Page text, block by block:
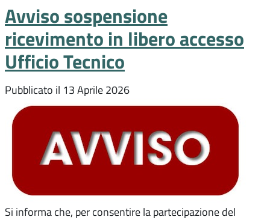
Avviso sospensione
ricevimento in libero accesso
Ufficio Tecnico
Pubblicato il 13 Aprile 2026
Si informa che, per consentire la partecipazione del